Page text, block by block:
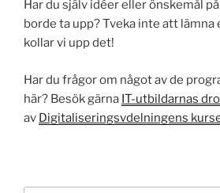
Har du själv idéer eller önskemål
borde ta upp? Tveka inte att lämna
kollar vi upp det!
Har du frågor om något av de
här? Besök gärna IT-utbildarnas
av Digitaliseringsvdelningens